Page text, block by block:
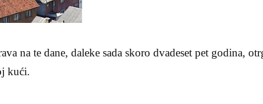
na te dane, daleke sada skoro dvadeset pet godina,
kući.